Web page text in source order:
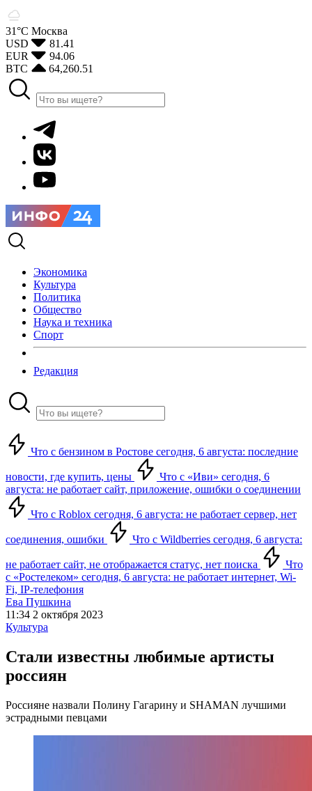
31°С Москва
USD
81.41
EUR
94.06
BTC
64,260.51
Экономика
Культура
Политика
Общество
Наука и техника
Спорт
Редакция
Что с бензином в Ростове сегодня, 6 августа: последние
новости, где купить, цены
Что с «Иви» сегодня, 6
августа: не работает сайт, приложение, ошибки о соединении
Что с Roblox сегодня, 6 августа: не работает сервер, нет
соединения, ошибки Что с Wildberries сегодня, 6 августа:
не работает сайт, не отображается статус, нет поиска
Что
с «Ростелеком» сегодня, 6 августа: не работает интернет, Wi-
Fi, IP-телефония
Ева Пушкина
11:34 2 октября 2023
Культура
Стали известны любимые артисты
россиян
Россияне назвали Полину Гагарину и SHAMAN лучшими
эстрадными певцами